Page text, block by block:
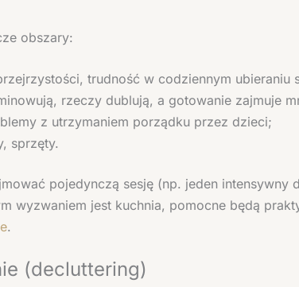
obszary:
trudność w codziennym ubieraniu
rzeczy dublują, a gotowanie zajmuje
z utrzymaniem porządku przez dzieci;
sprzęty.
pojedynczą sesję (np. jeden
wyzwaniem jest kuchnia, pomocne będą
.
(decluttering)